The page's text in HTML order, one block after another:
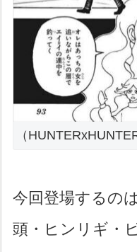
（
今回登場するの
頭・ヒンリギ・